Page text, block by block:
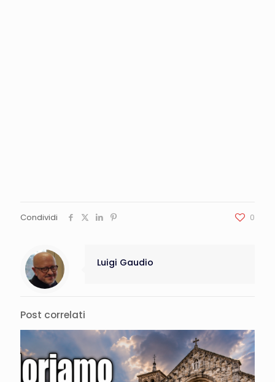
Condividi 0
Luigi Gaudio
Post correlati